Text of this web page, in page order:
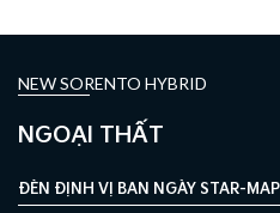
NEW SORENTO HYBRID
NGOẠI THẤT
ĐÈN ĐỊNH VỊ BAN NGÀY STAR-